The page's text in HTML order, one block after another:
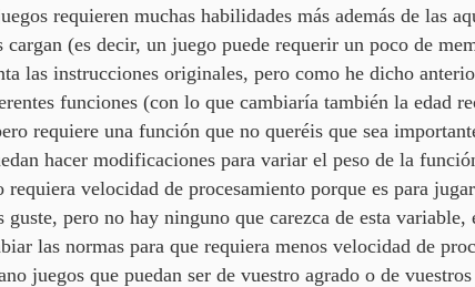
requieren muchas habilidades más además de las
cargan (es decir, un juego puede requerir un poco de
las instrucciones originales, pero como he dicho
funciones (con lo que cambiaría también la edad
requiere una función que no queréis que sea
hacer modificaciones para variar el peso de la
velocidad de procesamiento porque es para
guste, pero no hay ninguno que carezca de esta
las normas para que requiera menos velocidad de
juegos que puedan ser de vuestro agrado o de